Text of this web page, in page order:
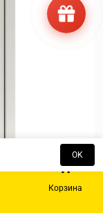
Корзина
OK